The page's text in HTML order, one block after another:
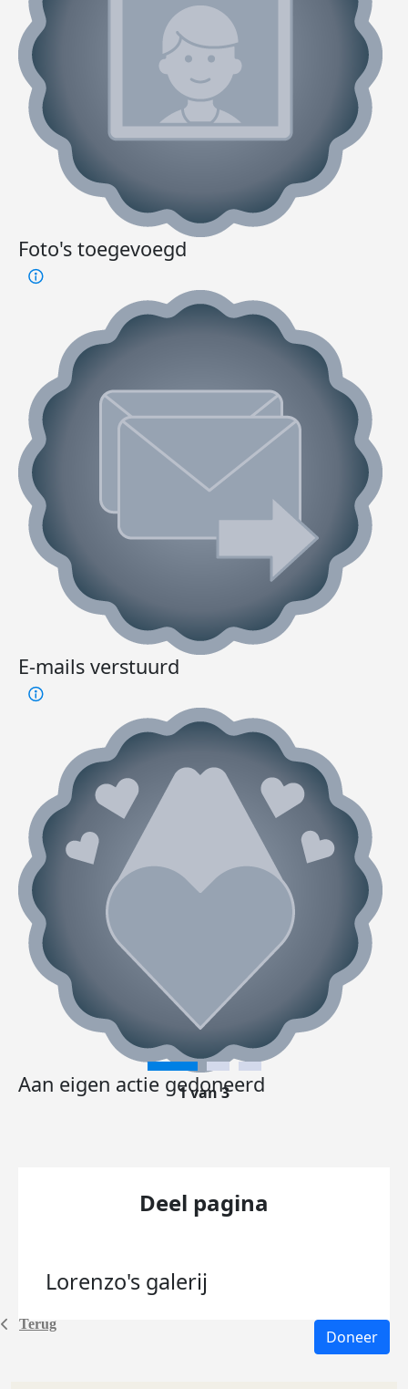
Terug
Foto's toegevoegd
E-mails verstuurd
Aan eigen actie gedoneerd
1 van 3
Deel pagina
Lorenzo's galerij
Doneer